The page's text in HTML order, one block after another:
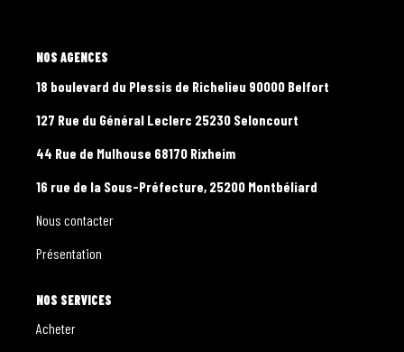
L'AGENCE
18 boulevard du Plessis de Richelieu 90000 Belfort
127 Rue du Général Leclerc 25230 Seloncourt
44 Rue de Mulhouse 68170 Rixheim
16 rue de la Sous-Préfecture, 25200 Montbéliard
Nous contacter
Présentation
NOS SERVICES
Acheter